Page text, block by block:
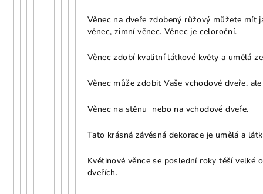
Věnec na dveře zdobený růžový můžete mít
věnec, zimní věnec. Věnec je celoroční.
Věnec zdobí kvalitní látkové květy a umělá
Věnec může zdobit Vaše vchodové dveře,
Věnec na stěnu nebo na vchodové dveře.
Tato krásná závěsná dekorace je umělá a
Květinové věnce se poslední roky těší velké
dveřích.